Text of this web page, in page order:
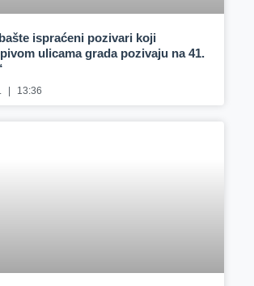
ispraćeni pozivari koji
ulicama grada pozivaju na 41.
13:36